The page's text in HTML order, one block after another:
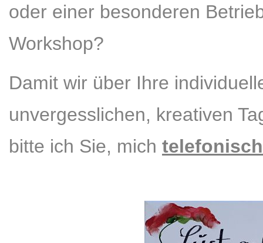
oder einer besonderen
Workshop?
Damit wir über Ihre
unvergesslichen, kreativen
bitte ich Sie, mich telefonisch